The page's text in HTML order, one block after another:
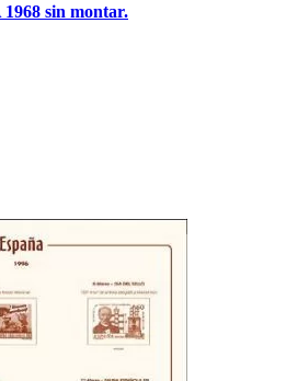
sin montar.